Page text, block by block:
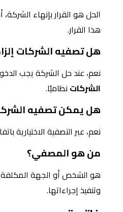
الحل هو القرار بإنهاء
هذا القرار.
هل تصفيه الشركات
نعم، عند حل الشركة يجب
الشركات نظاميًا.
هل يمكن تصفيه
نعم، عبر التصفية الاختيارية
من هو المصفي؟
هو الشخص أو الجهة المكلفة
وتنفيذ إجراءاتها.